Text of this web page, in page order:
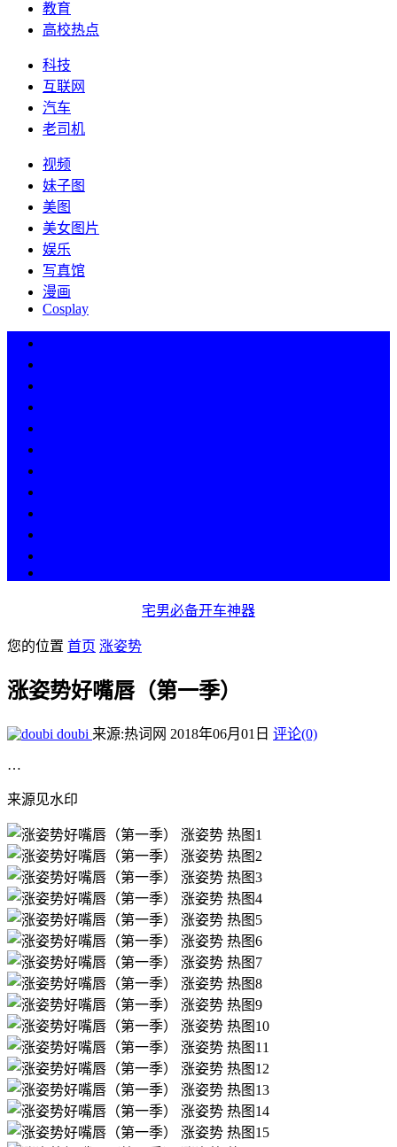
教育
高校热点
科技
互联网
汽车
老司机
视频
妹子图
美图
美女图片
娱乐
写真馆
漫画
Cosplay
宅男必备开车神器
您的位置 首页 涨姿势
涨姿势好嘴唇（第一季）
doubi 来源:热词网 2018年06月01日 评论(0)
…
来源见水印